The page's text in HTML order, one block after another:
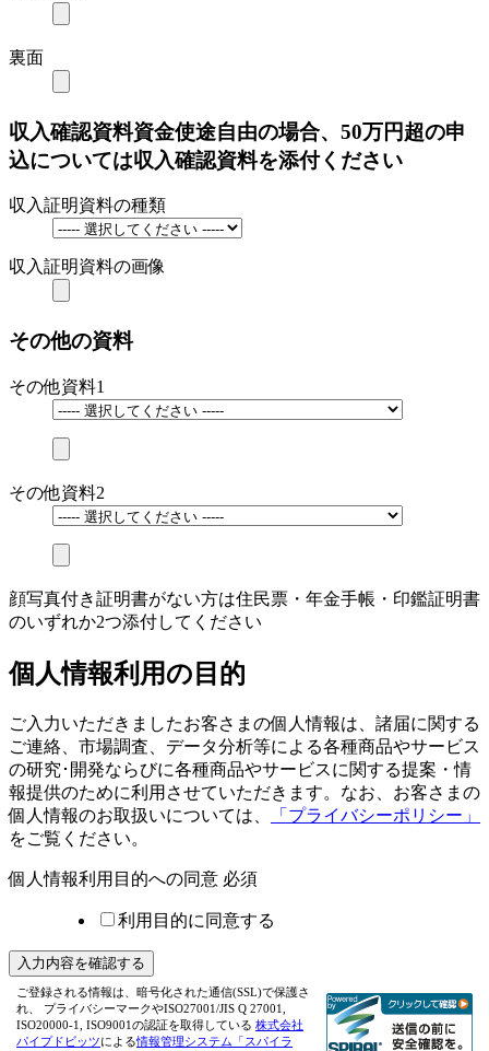
裏面
収入確認資料資金使途自由の場合、50万円超の申
込については収入確認資料を添付ください
収入証明資料の種類
収入証明資料の画像
その他の資料
その他資料1
その他資料2
顔写真付き証明書がない方は住民票・年金手帳・印鑑証明書
のいずれか2つ添付してください
個人情報利用の目的
ご入力いただきましたお客さまの個人情報は、諸届に関する
ご連絡、市場調査、データ分析等による各種商品やサービス
の研究･開発ならびに各種商品やサービスに関する提案・情
報提供のために利用させていただきます。なお、お客さまの
個人情報のお取扱いについては、
「プライバシーポリシー」
をご覧ください。
個人情報利用目的への同意 必須
利用目的に同意する
ご登録される情報は、暗号化された通信(SSL)で保護さ
れ、 プライバシーマークやISO27001/JIS Q 27001,
ISO20000-1, ISO9001の認証を取得している 株式会社
パイプドビッツによる情報管理システム「スパイラ